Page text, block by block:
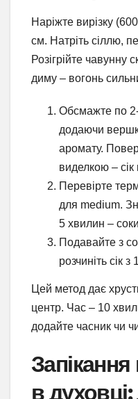
Наріжте вирізку
см. Натріть сіллю,
Розігрійте чавунну
диму – вогонь
Обсмажте по
додаючи
аромату.
виделкою – сік
Перевірте
для medium.
5 хвилин –
Подавайте з
розчиніть сік
Цей метод дає
центр. Час – 10
додайте часник чи
Запікання
в